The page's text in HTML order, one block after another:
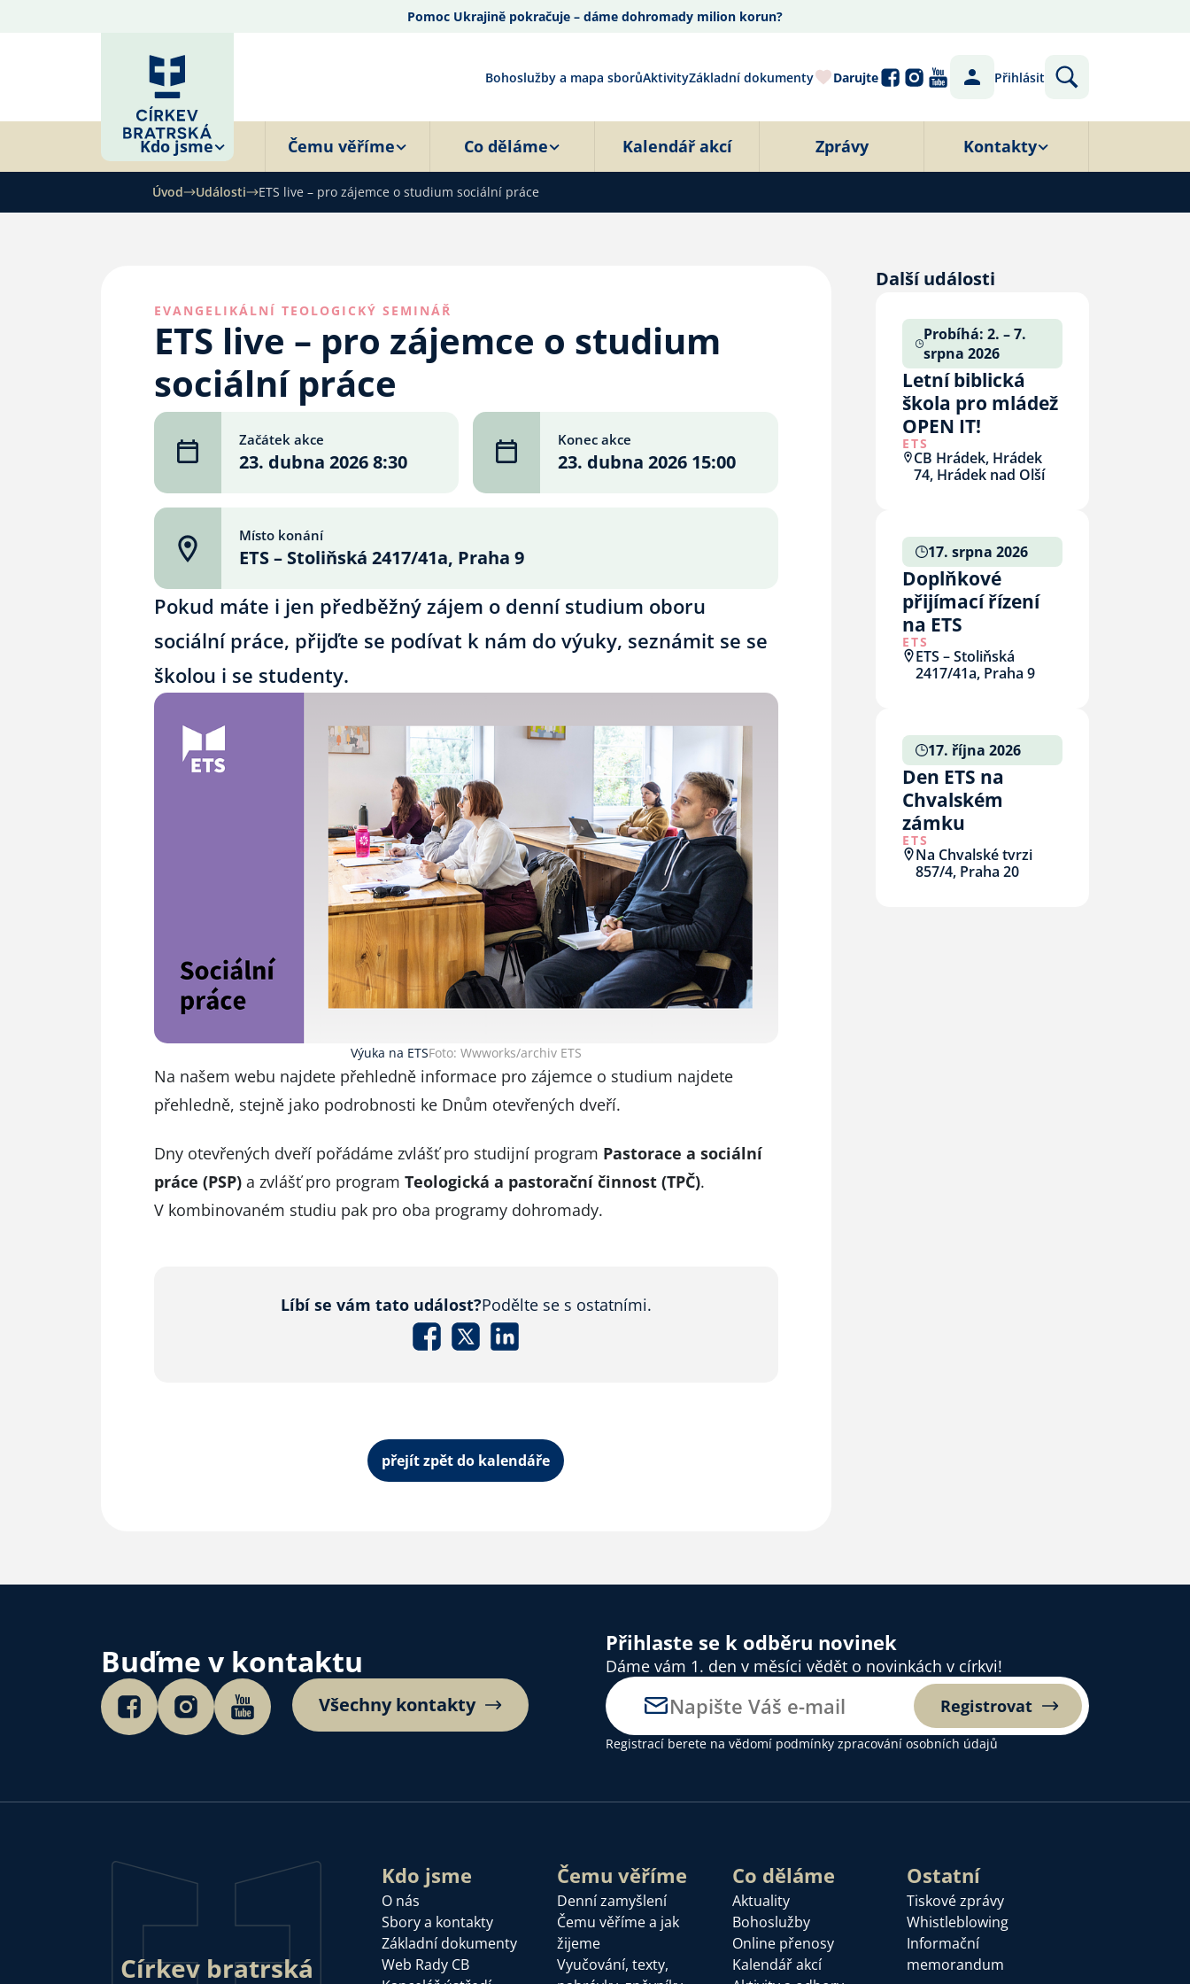
Pomoc Ukrajině pokračuje – dáme dohromady milion korun?
Bohoslužby a mapa sborůAktivityZákladní dokumenty Darujte Přihlásit
Kdo jsme Čemu věříme Co děláme Kalendář akcí Zprávy Kontakty
Úvod Události ETS live – pro zájemce o studium sociální práce
EVANGELIKÁLNÍ TEOLOGICKÝ SEMINÁŘ
ETS live – pro zájemce o studium
sociální práce
Začátek akce
23. dubna 2026 8:30
Konec akce
23. dubna 2026 15:00
Místo konání
ETS – Stoliňská 2417/41a, Praha 9
Pokud máte i jen předběžný zájem o denní studium oboru
sociální práce, přijďte se podívat k nám do výuky, seznámit se se
školou i se studenty.
Výuka na ETSFoto: Wwworks/archiv ETS
Na našem webu najdete přehledně informace pro zájemce o studium najdete
přehledně, stejně jako podrobnosti ke Dnům otevřených dveří.
Dny otevřených dveří pořádáme zvlášť pro studijní program Pastorace a sociální
práce (PSP) a zvlášť pro program Teologická a pastorační činnost (TPČ).
V kombinovaném studiu pak pro oba programy dohromady.
Líbí se vám tato událost?Podělte se s ostatními.
přejít zpět do kalendáře
Další události
Probíhá: 2. – 7.
srpna 2026
Letní biblická
škola pro mládež
OPEN IT!
ETS
CB Hrádek, Hrádek
74, Hrádek nad Olší
17. srpna 2026
Doplňkové
přijímací řízení
na ETS
ETS
ETS – Stoliňská
2417/41a, Praha 9
17. října 2026
Den ETS na
Chvalském
zámku
ETS
Na Chvalské tvrzi
857/4, Praha 20
Buďme v kontaktu
Všechny kontakty
Přihlaste se k odběru novinek
Dáme vám 1. den v měsíci vědět o novinkách v církvi!
Registrovat
Registrací berete na vědomí podmínky zpracování osobních údajů
Církev bratrská
Kdo jsme
O nás
Sbory a kontakty
Základní dokumenty
Web Rady CB
Čemu věříme
Denní zamyšlení
Čemu věříme a jak
žijeme
Vyučování, texty,
Co děláme
Aktuality
Bohoslužby
Online přenosy
Kalendář akcí
Ostatní
Tiskové zprávy
Whistleblowing
Informační
memorandum